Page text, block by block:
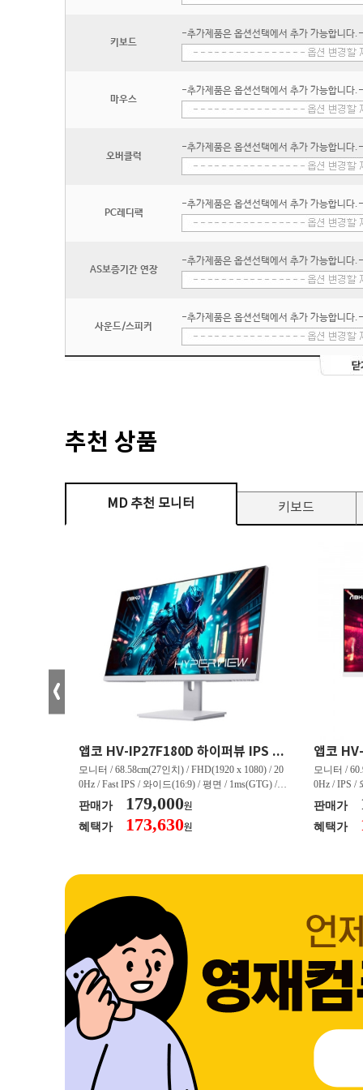
키보드
-추가제품은 옵션선택에서 추가 가능합니다.-
마우스
-추가제품은 옵션선택에서 추가 가능합니다.-
오버클럭
-추가제품은 옵션선택에서 추가 가능합니다.-
PC레디팩
-추가제품은 옵션선택에서 추가 가능합니다.-
AS보증기간 연장
-추가제품은 옵션선택에서 추가 가능합니다.-
사운드/스피커
-추가제품은 옵션선택에서 추가 가능합니다.-
추천 상품
MD 추천 모니터 키보드
앱코 HV-IP27F180D 하이퍼뷰 IPS FHD 200 HDR 무결점
모니터 / 68.58cm(27인치) / FHD(1920 x 1080) / 20
0Hz / Fast IPS / 와이드(16:9) / 평면 / 1ms(GTG) / 3
50nit / 1,000:1 / 헤드폰 아웃 / LED 조명 / 틸트(상
하) / 6kg / [색상영역] / sRGB:128% / Adobe RGB:8
5% / DCI-P3:91% / NTSC:90% / [게임특화] / 조준
판매가 179,000원
혜택가 173,630원
모니터 /
0Hz / IPS /
50nit /
하) / 4.9kg
80% / DCI-
판매가
혜택가